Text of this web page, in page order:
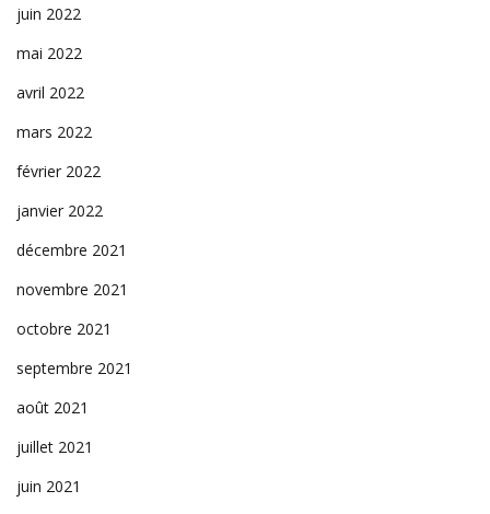
juin 2022
mai 2022
avril 2022
mars 2022
février 2022
janvier 2022
décembre 2021
novembre 2021
octobre 2021
septembre 2021
août 2021
juillet 2021
juin 2021